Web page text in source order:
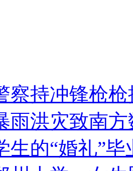
生回应
治霸凌主义
察持冲锋枪
雨洪灾致南
生的“婚礼”毕